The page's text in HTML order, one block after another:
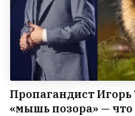
Пропагандист
«мышь позора» — что